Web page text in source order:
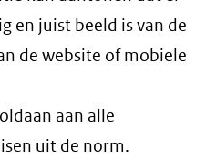
en juist beeld is van de
de website of mobiele
aan alle
uit de norm.